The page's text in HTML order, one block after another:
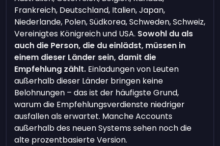
Frankreich, Deutschland, Italien, Japan,
Niederlande, Polen, Südkorea, Schweden, Schweiz,
Vereinigtes Königreich und USA. Sowohl du als
auch die Person, die du einlädst, müssen in
einem dieser Länder sein, damit die
Empfehlung zählt. Einladungen von Leuten
außerhalb dieser Länder bringen keine
Belohnungen – das ist der häufigste Grund,
warum die Empfehlungsverdienste niedriger
ausfallen als erwartet. Manche Accounts
außerhalb des neuen Systems sehen noch die
alte prozentbasierte Version.